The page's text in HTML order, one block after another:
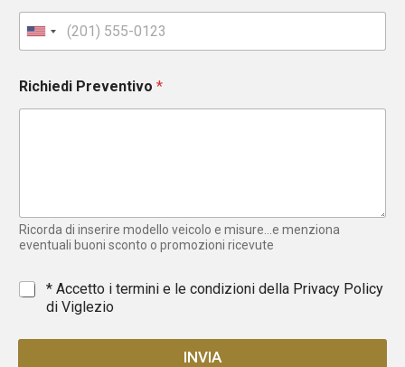
U
n
t
e
e
s
Richiedi Preventivo *
Ricorda di inserire modello veicolo e misure...e menziona
eventuali buoni sconto o promozioni ricevute
* * Accetto i termini e le condizioni della Privacy Policy
di Viglezio
INVIA